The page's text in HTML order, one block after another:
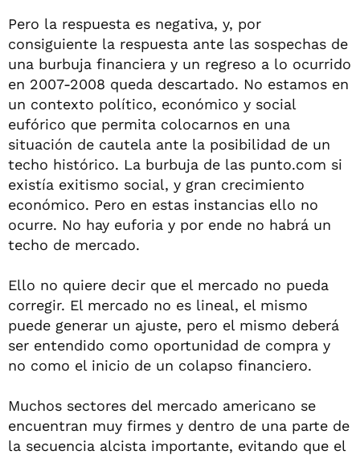
Pero la respuesta es negativa, y, por
consiguiente la respuesta ante las sospechas de
una burbuja financiera y un regreso a lo ocurrido
en 2007-2008 queda descartado. No estamos en
un contexto político, económico y social
eufórico que permita colocarnos en una
situación de cautela ante la posibilidad de un
techo histórico. La burbuja de las punto.com si
existía exitismo social, y gran crecimiento
económico. Pero en estas instancias ello no
ocurre. No hay euforia y por ende no habrá un
techo de mercado.
Ello no quiere decir que el mercado no pueda
corregir. El mercado no es lineal, el mismo
puede generar un ajuste, pero el mismo deberá
ser entendido como oportunidad de compra y
no como el inicio de un colapso financiero.
Muchos sectores del mercado americano se
encuentran muy firmes y dentro de una parte de
la secuencia alcista importante, evitando que el